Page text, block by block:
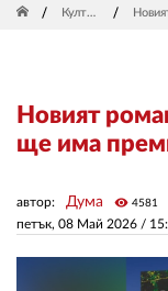
Култура
Новият
ще има
петък, 08 Май 2026 /
автор: Дума visibility 4581